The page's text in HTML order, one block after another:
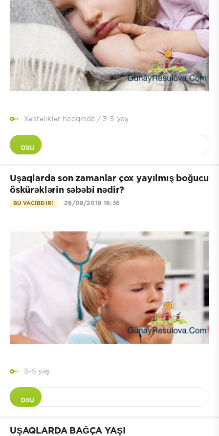
Xəstəliklər haqqında / 3-5 yaş
OXU
Uşaqlarda son zamanlar çox yayılmış boğucu
öskürəklərin səbəbi nədir?
BU VACIBDIR! 26/08/2018 18:36
3-5 yaş
OXU
UŞAQLARDA BAĞÇA YAŞI